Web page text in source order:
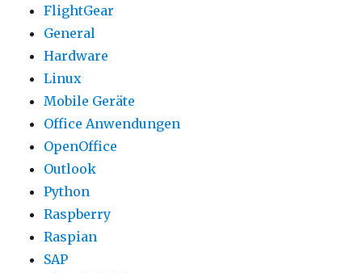
FlightGear
General
Hardware
Linux
Mobile Geräte
Office Anwendungen
OpenOffice
Outlook
Python
Raspberry
Raspian
SAP